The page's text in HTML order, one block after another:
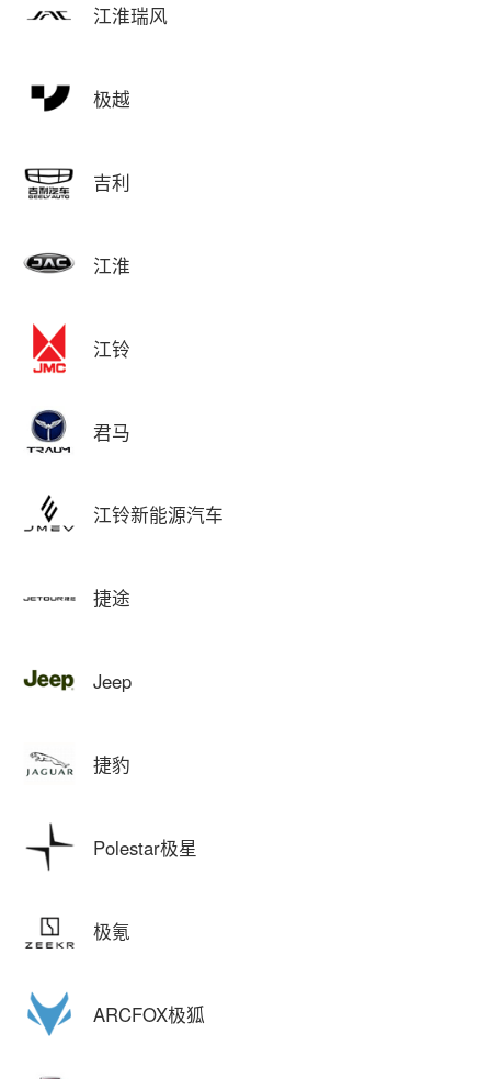
江淮瑞风
极越
吉利
江淮
江铃
君马
江铃新能源汽车
捷途
Jeep
捷豹
Polestar极星
极氪
ARCFOX极狐